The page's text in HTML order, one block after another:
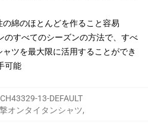
綿のほとんどを作ること容易
のすべてのシーズンの方法で、すべ
ツを最大限に活用することができ
可能
13-DEFAULT
オンタイタンシャツ,